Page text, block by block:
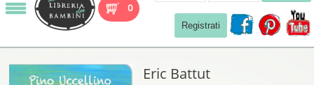
0
Registrati
Eric Battut